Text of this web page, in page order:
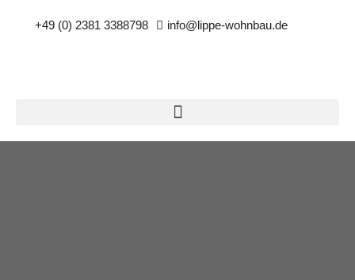
+49 (0) 2381 3388798 info@lippe-wohnbau.de